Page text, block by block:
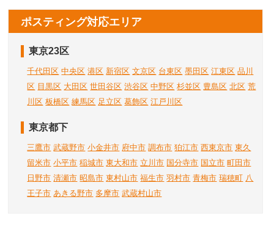
ポスティング対応エリア
東京23区
千代田区 中央区 港区 新宿区 文京区 台東区 墨田区 江東区 品川
区 目黒区 大田区 世田谷区 渋谷区 中野区 杉並区 豊島区 北区 荒
川区 板橋区 練馬区 足立区 葛飾区 江戸川区
東京都下
三鷹市 武蔵野市 小金井市 府中市 調布市 狛江市 西東京市 東久
留米市 小平市 稲城市 東大和市 立川市 国分寺市 国立市 町田市
日野市 清瀬市 昭島市 東村山市 福生市 羽村市 青梅市 瑞穂町 八
王子市 あきる野市 多摩市 武蔵村山市